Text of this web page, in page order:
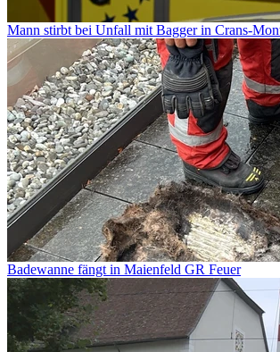
Mann stirbt bei Unfall mit Bagger in Crans-
Badewanne fängt in Maienfeld GR Feuer